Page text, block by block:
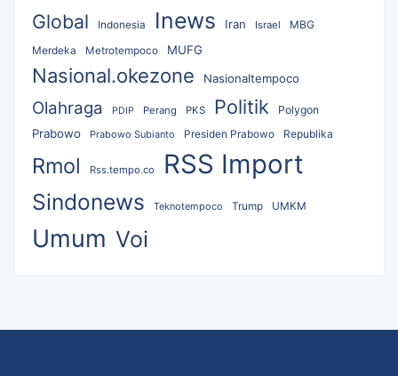
Global Indonesia Inews Iran Israel
MBG
Merdeka
Metrotempoco MUFG
Nasional.okezone Nasionaltempoco
Olahraga PDIP Perang PKS Politik Polygon
Prabowo Prabowo Subianto Presiden Prabowo Republika
Rmol Rss.tempo.co RSS Import
Sindonews Teknotempoco Trump UMKM
Umum Voi